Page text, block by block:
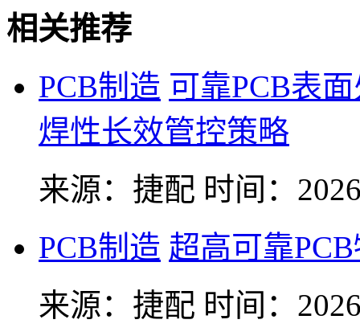
相关推荐
PCB制造 可靠PCB表
焊性长效管控策略
来源：捷配 时间：
PCB制造 超高可靠
来源：捷配 时间：